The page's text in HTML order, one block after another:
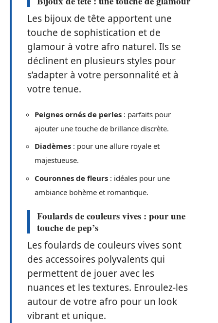
Les bijoux de tête apportent une
touche de sophistication et de
glamour à votre afro naturel. Ils se
déclinent en plusieurs styles pour
s’adapter à votre personnalité et à
votre tenue.
Peignes ornés de perles : parfaits pour
ajouter une touche de brillance discrète.
Diadèmes : pour une allure royale et
majestueuse.
Couronnes de fleurs : idéales pour une
ambiance bohème et romantique.
Foulards de couleurs vives : pour une
touche de pep’s
Les foulards de couleurs vives sont
des accessoires polyvalents qui
permettent de jouer avec les
nuances et les textures. Enroulez-les
autour de votre afro pour un look
vibrant et unique.